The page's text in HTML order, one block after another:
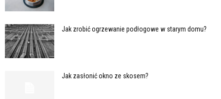
Jak zrobić ogrzewanie podłogowe w starym domu?
Jak zasłonić okno ze skosem?